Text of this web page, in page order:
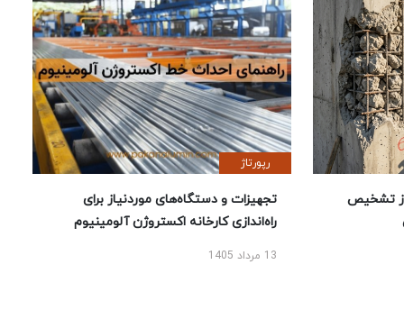
تشخیص
رپورتاژ
تجهیزات و دستگاه‌های موردنیاز برای
راه‌اندازی کارخانه اکستروژن آلومینیوم
13 مرداد 1405